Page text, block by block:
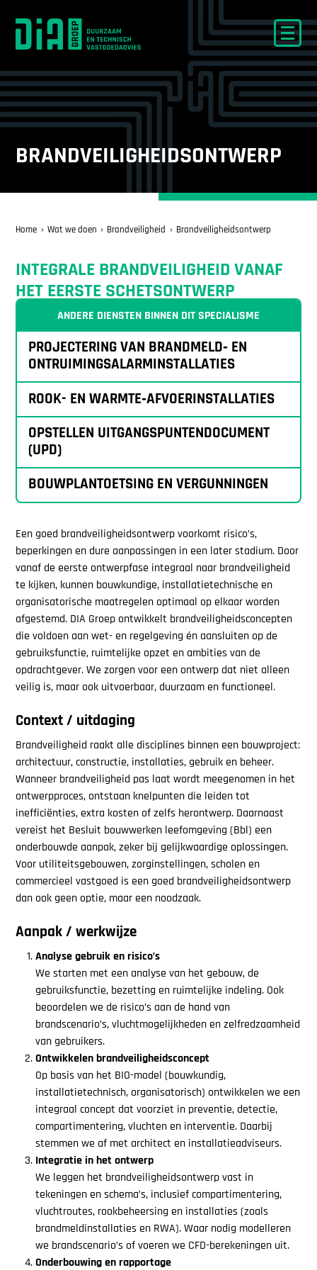
BRANDVEILIGHEIDSONTWERP
Home Wat we doen Brandveiligheid Brandveiligheidsontwerp
INTEGRALE BRANDVEILIGHEID VANAF
HET EERSTE SCHETSONTWERP
ANDERE DIENSTEN BINNEN DIT SPECIALISME
PROJECTERING VAN BRANDMELD‑ EN
ONTRUIMINGSALARMINSTALLATIES
ROOK- EN WARMTE‑AFVOERINSTALLATIES
OPSTELLEN UITGANGSPUNTENDOCUMENT
(UPD)
BOUWPLANTOETSING EN VERGUNNINGEN
Een goed brandveiligheidsontwerp voorkomt risico’s,
beperkingen en dure aanpassingen in een later stadium. Door
vanaf de eerste ontwerpfase integraal naar brandveiligheid
te kijken, kunnen bouwkundige, installatietechnische en
organisatorische maatregelen optimaal op elkaar worden
afgestemd. DIA Groep ontwikkelt brandveiligheidsconcepten
die voldoen aan wet- en regelgeving én aansluiten op de
gebruiksfunctie, ruimtelijke opzet en ambities van de
opdrachtgever. We zorgen voor een ontwerp dat niet alleen
veilig is, maar ook uitvoerbaar, duurzaam en functioneel.
Context / uitdaging
Brandveiligheid raakt alle disciplines binnen een bouwproject:
architectuur, constructie, installaties, gebruik en beheer.
Wanneer brandveiligheid pas laat wordt meegenomen in het
ontwerpproces, ontstaan knelpunten die leiden tot
inefficiënties, extra kosten of zelfs herontwerp. Daarnaast
vereist het Besluit bouwwerken leefomgeving (Bbl) een
onderbouwde aanpak, zeker bij gelijkwaardige oplossingen.
Voor utiliteitsgebouwen, zorginstellingen, scholen en
commercieel vastgoed is een goed brandveiligheidsontwerp
dan ook geen optie, maar een noodzaak.
Aanpak / werkwijze
Analyse gebruik en risico’s
We starten met een analyse van het gebouw, de
gebruiksfunctie, bezetting en ruimtelijke indeling. Ook
beoordelen we de risico’s aan de hand van
brandscenario’s, vluchtmogelijkheden en zelfredzaamheid
van gebruikers.
Ontwikkelen brandveiligheidsconcept
Op basis van het BIO-model (bouwkundig,
installatietechnisch, organisatorisch) ontwikkelen we een
integraal concept dat voorziet in preventie, detectie,
compartimentering, vluchten en interventie. Daarbij
stemmen we af met architect en installatieadviseurs.
Integratie in het ontwerp
We leggen het brandveiligheidsontwerp vast in
tekeningen en schema’s, inclusief compartimentering,
vluchtroutes, rookbeheersing en installaties (zoals
brandmeldinstallaties en RWA). Waar nodig modelleren
we brandscenario’s of voeren we CFD-berekeningen uit.
Onderbouwing en rapportage